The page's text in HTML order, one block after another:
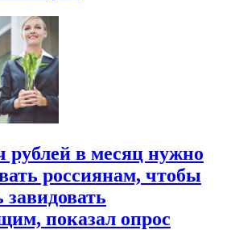
рублей в месяц нужно
россиянам, чтобы
завидовать
показал опрос